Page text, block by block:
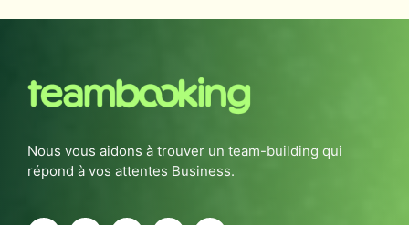
Nous vous aidons à trouver un team-building qui
répond à vos attentes Business.